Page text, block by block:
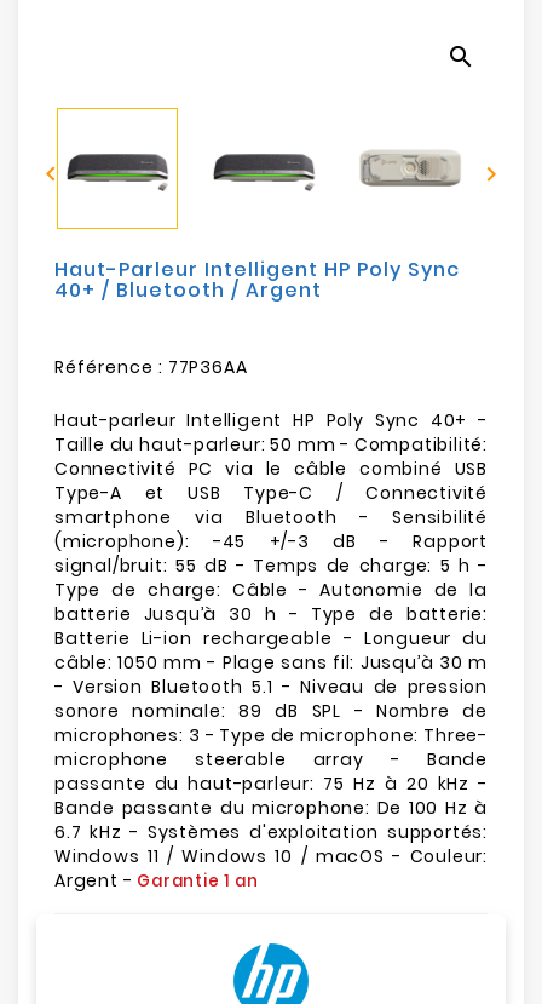
Sécurité
Mobilités
Loisirs
search
 
Haut-Parleur Intelligent HP Poly Sync
40+ / Bluetooth / Argent
Référence : 77P36AA
Haut-parleur Intelligent HP Poly Sync 40+ -
Taille du haut-parleur: 50 mm - Compatibilité:
Connectivité PC via le câble combiné USB
Type-A et USB Type-C / Connectivité
smartphone via Bluetooth - Sensibilité
(microphone): -45 +/-3 dB - Rapport
signal/bruit: 55 dB - Temps de charge: 5 h -
Type de charge: Câble - Autonomie de la
batterie Jusqu’à 30 h - Type de batterie:
Batterie Li-ion rechargeable - Longueur du
câble: 1050 mm - Plage sans fil: Jusqu’à 30 m
- Version Bluetooth 5.1 - Niveau de pression
sonore nominale: 89 dB SPL - Nombre de
microphones: 3 - Type de microphone: Three-
microphone steerable array - Bande
passante du haut-parleur: 75 Hz à 20 kHz -
Bande passante du microphone: De 100 Hz à
6.7 kHz - Systèmes d'exploitation supportés:
Windows 11 / Windows 10 / macOS - Couleur:
Argent - Garantie 1 an